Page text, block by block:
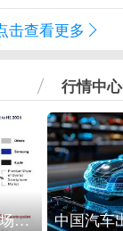
击查看更多
行情中心
苹果拿下高端手机市场65%的份额：iPhone 17系列功不可没